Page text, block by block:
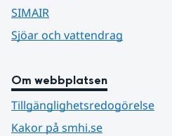
SIMAIR
Sjöar och vattendrag
Om webbplatsen
Tillgänglighetsredogörelse
Kakor på smhi.se